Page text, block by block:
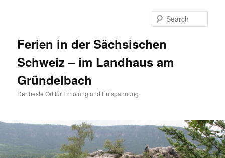
Ferien in der Sächsischen
Schweiz – im Landhaus am
Gründelbach
Der beste Ort für Erholung und Entspannung